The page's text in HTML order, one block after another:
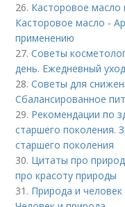
26. Касторовое масло
Касторовое масло -
применению
27.Советы
день. Ежедневный
28.Советы для
Сбалансированное
29. Рекомендации по
старшего поколения.
старшего поколения
30. Цитаты про
про красоту природы
31. Природа и